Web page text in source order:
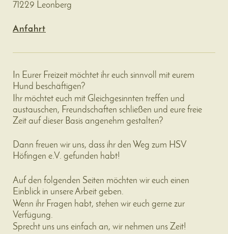
71229 Leonberg
Anfahrt
In Eurer Freizeit möchtet ihr euch sinnvoll mit eurem
Hund beschäftigen?
Ihr möchtet euch mit Gleichgesinnten treffen und
austauschen, Freundschaften schließen und eure freie
Zeit auf dieser Basis angenehm gestalten?
Dann freuen wir uns, dass ihr den Weg zum HSV
Höfingen e.V. gefunden habt!
Auf den folgenden Seiten möchten wir euch einen
Einblick in unsere Arbeit geben.
Wenn ihr Fragen habt, stehen wir euch gerne zur
Verfügung.
Sprecht uns uns einfach an, wir nehmen uns Zeit!